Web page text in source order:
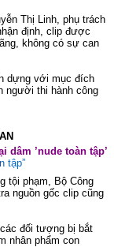
Thị Linh, phụ trách
định, clip được
không có sự can
dựng với mục đích
người thi hành công
dâm ’nude toàn tập’
tập”
tội phạm, Bộ Công
nguồn gốc clip cũng
đối tượng bị bắt
nhân phẩm con